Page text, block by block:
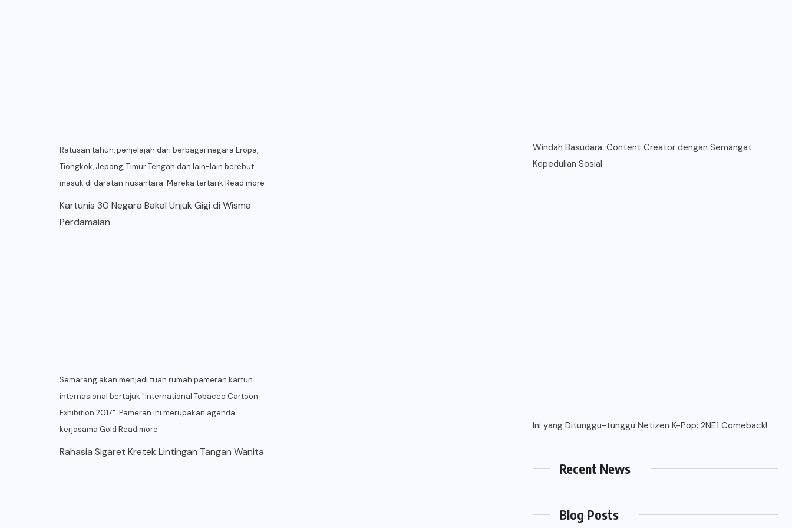
Ratusan tahun, penjelajah dari berbagai negara Eropa,
Tiongkok, Jepang, Timur Tengah dan lain-lain berebut
masuk di daratan nusantara. Mereka tertarik Read more
Kartunis 30 Negara Bakal Unjuk Gigi di Wisma
Perdamaian
Semarang akan menjadi tuan rumah pameran kartun
internasional bertajuk "International Tobacco Cartoon
Exhibition 2017". Pameran ini merupakan agenda
kerjasama Gold Read more
Rahasia Sigaret Kretek Lintingan Tangan Wanita
Windah Basudara: Content Creator dengan Semangat
Kepedulian Sosial
Ini yang Ditunggu-tunggu Netizen K-Pop: 2NE1 Comeback!
Recent News
Blog Posts